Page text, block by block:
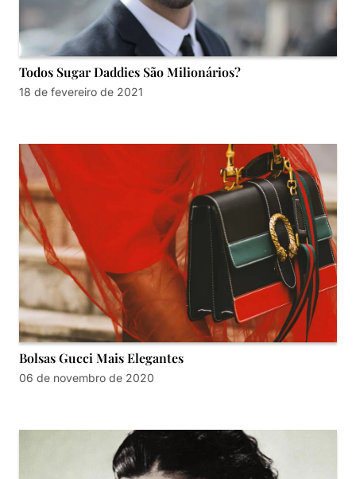
Todos Sugar Daddies São Milionários?
18 de fevereiro de 2021
Bolsas Gucci Mais Elegantes
06 de novembro de 2020